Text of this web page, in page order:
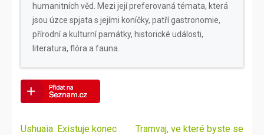
humanitních věd. Mezi její preferovaná témata, která
jsou úzce spjata s jejími koníčky, patří gastronomie,
přírodní a kulturní památky, historické události,
literatura, flóra a fauna.
Navigace
Ushuaia. Existuje konec
Tramvaj, ve které byste se